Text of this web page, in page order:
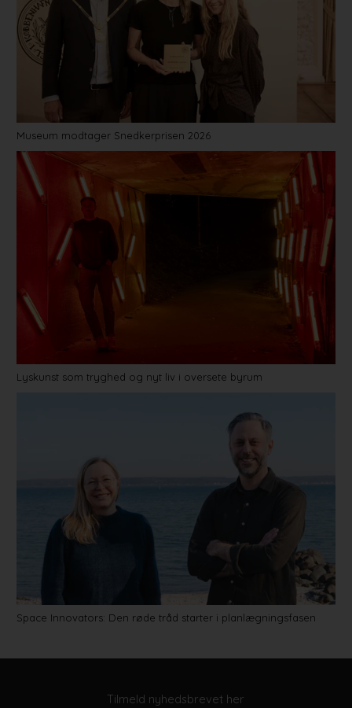
Museum modtager Snedkerprisen 2026
Lyskunst som tryghed og nyt liv i oversete byrum
Space Innovators: Den røde tråd starter i planlægningsfasen
Tilmeld nyhedsbrevet her